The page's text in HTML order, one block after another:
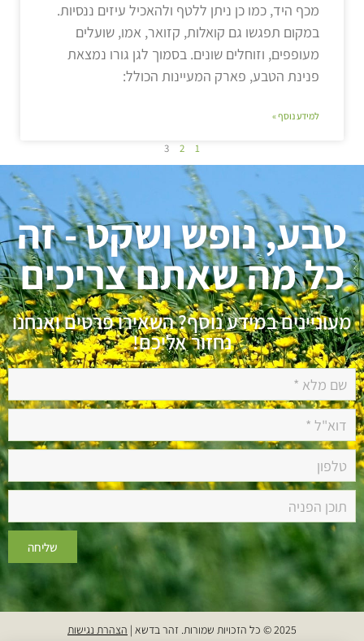
מכף היד, כמו כן ניתן ללטף ולהאכיל עיזים ננסיות.
במקום תפגשו גם קואלות, קזואר, אמו, שועלים
מעופפים, וזוחלים שונים. בסמוך לגן גורו נמצאת
פנינת הטבע, פארק המעיינות הכולל:
למידע נוסף »
1
2
3
טבע, נופש ושקט - זה
כל מה שאתם צריכים
מעוניינים במידע נוסף? השאירו פרטים ואנחנו
נחזור אליכם!
שליחה
2025 © כל הזכויות שמורות. זהר בדשא | הצהרת נגישות